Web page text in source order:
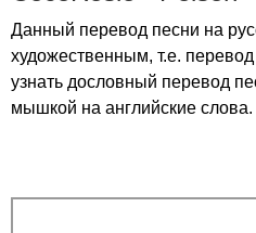
Данный перевод песни на
художественным, т.е.
узнать дословный перевод
мышкой на английские слова.